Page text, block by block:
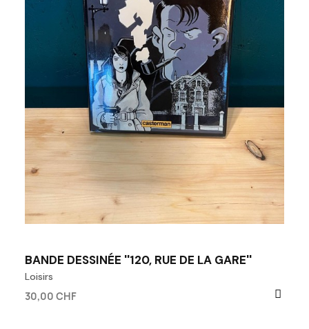
BANDE DESSINÉE ''120, RUE DE LA GARE''
Loisirs
30,00 CHF